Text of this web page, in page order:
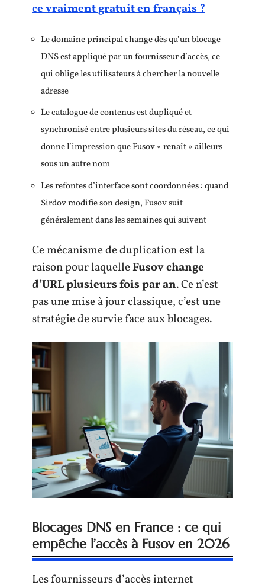
ce vraiment gratuit en français ?
Le domaine principal change dès qu’un blocage
DNS est appliqué par un fournisseur d’accès, ce
qui oblige les utilisateurs à chercher la nouvelle
adresse
Le catalogue de contenus est dupliqué et
synchronisé entre plusieurs sites du réseau, ce qui
donne l’impression que Fusov « renaît » ailleurs
sous un autre nom
Les refontes d’interface sont coordonnées : quand
Sirdov modifie son design, Fusov suit
généralement dans les semaines qui suivent
Ce mécanisme de duplication est la
raison pour laquelleFusov change
d’URL plusieurs fois par an. Ce n’est
pas une mise à jour classique, c’est une
stratégie de survie face aux blocages.
Blocages DNS en France : ce qui
empêche l’accès à Fusov en 2026
Les fournisseurs d’accès internet